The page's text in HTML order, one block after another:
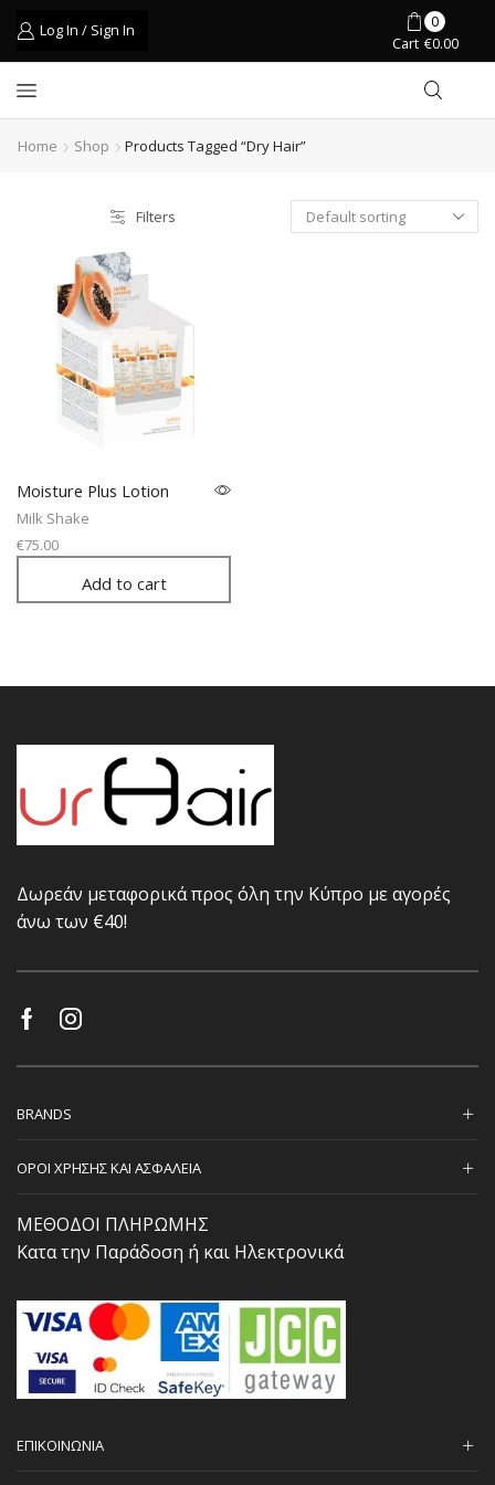
Log In / Sign In
0
Cart €0.00
Home Shop Products Tagged “dry Hair”
Filters
Moisture Plus Lotion
Milk Shake
€75.00
Add to cart
Δωρεάν μεταφορικά προς όλη την Κύπρο με αγορές
άνω των €40!
BRANDS
ΟΡΟΙ ΧΡΗΣΗΣ ΚΑΙ ΑΣΦΑΛΕΙΑ
ΜΕΘΟΔΟΙ ΠΛΗΡΩΜΗΣ
Κατα την Παράδοση ή και Ηλεκτρονικά
ΕΠΙΚΟΙΝΩΝΙΑ